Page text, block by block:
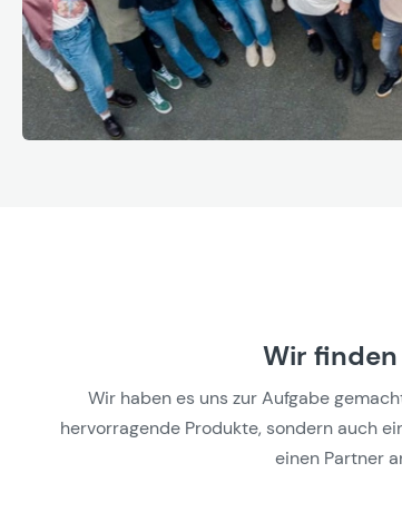
Wir
Wir haben es uns zur Aufgabe
hervorragende Produkte, sondern auch
einen Partner